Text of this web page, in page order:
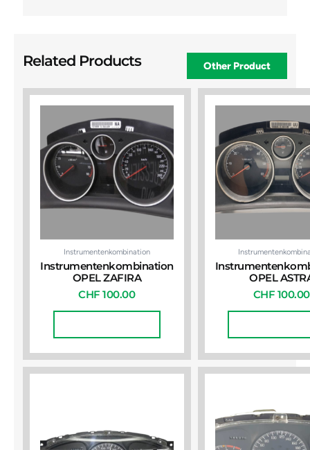
Related Products Other Product
Instrumentenkombination
Instrumentenkombination
OPEL ZAFIRA
CHF 100.00
OPEL
CHF 100.00